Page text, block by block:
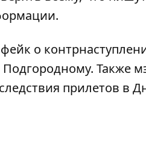
о
Также
прилетов в